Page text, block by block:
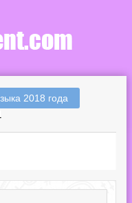
2018 года